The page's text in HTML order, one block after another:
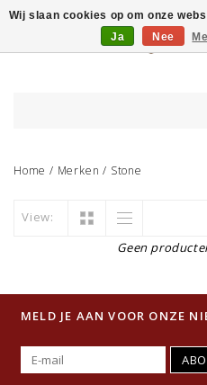
Home / Merken / Stone
View:
Geen
MELD JE AAN VOOR ONZE
Wij slaan cookies op om onze
Ja
Nee